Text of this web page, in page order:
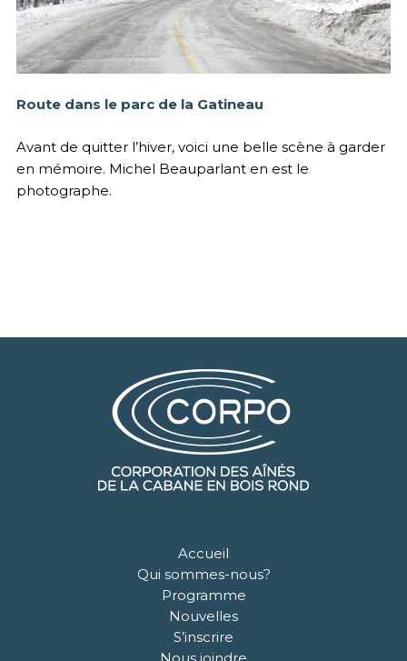
Route dans le parc de la Gatineau
Avant de quitter l’hiver, voici une belle scène à garder
en mémoire. Michel Beauparlant en est le
photographe.
Accueil
Qui sommes-nous?
Programme
Nouvelles
S’inscrire